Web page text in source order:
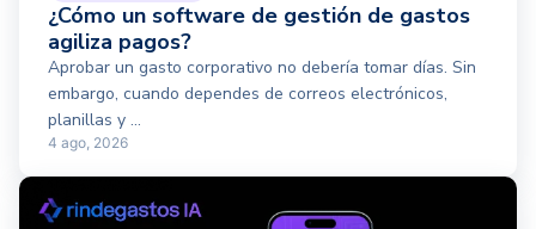
¿Cómo un software de gestión de gastos
agiliza pagos?
Aprobar un gasto corporativo no debería tomar días. Sin
embargo, cuando dependes de correos electrónicos,
planillas y ...
4 ago, 2026